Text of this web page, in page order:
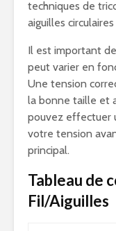
techniques de
aiguilles
Il est important
peut varier en
Une tension
la bonne taille et
pouvez effectuer
votre tension
principal.
Tableau de
Fil/Aiguilles